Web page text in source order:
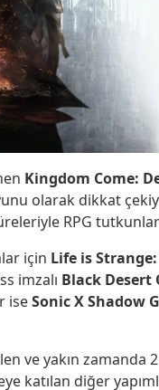
Kingdom Come:
olarak dikkat
RPG
için Life is
imzalı Black Desert
iseSonic X Shadow
ve yakın zamanda
katılan diğer